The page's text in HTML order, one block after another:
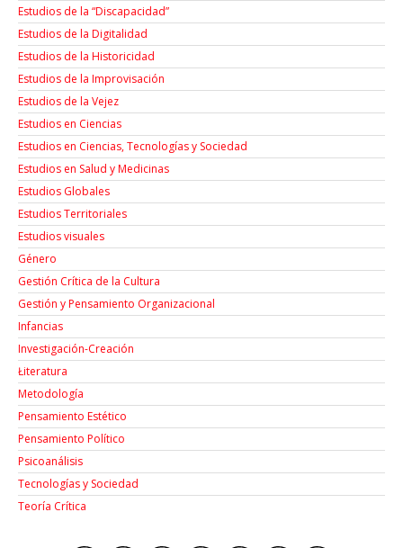
Estudios de la “Discapacidad”
Estudios de la Digitalidad
Estudios de la Historicidad
Estudios de la Improvisación
Estudios de la Vejez
Estudios en Ciencias
Estudios en Ciencias, Tecnologías y Sociedad
Estudios en Salud y Medicinas
Estudios Globales
Estudios Territoriales
Estudios visuales
Género
Gestión Crítica de la Cultura
Gestión y Pensamiento Organizacional
Infancias
Investigación-Creación
Łiteratura
Metodología
Pensamiento Estético
Pensamiento Político
Psicoanálisis
Tecnologías y Sociedad
Teoría Crítica